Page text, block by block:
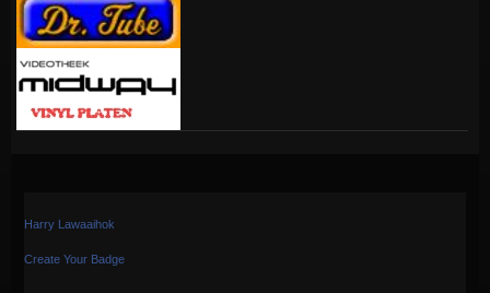
Harry Lawaaihok
Create Your Badge